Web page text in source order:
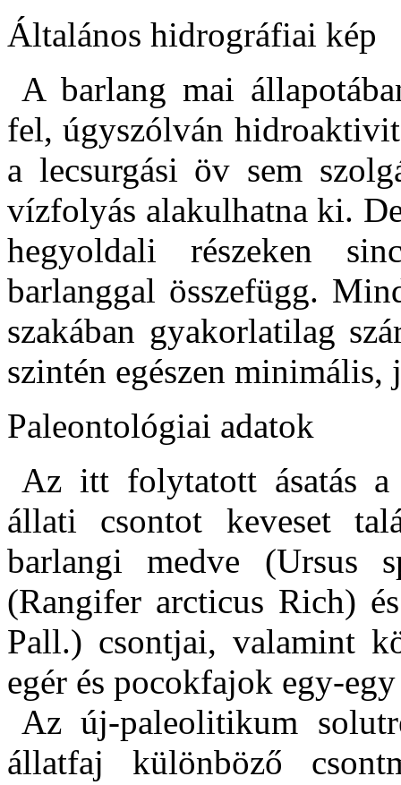
Általános hidrográfiai kép
A barlang mai
fel, úgyszólván
a lecsurgási öv sem
vízfolyás alakulhatna ki.
hegyoldali részeken
barlanggal összefügg.
szakában gyakorlatilag
szintén egészen minimális,
Paleontológiai adatok
Az itt folytatott ásatás a
állati csontot keveset
barlangi medve (Ursus
(Rangifer arcticus Rich)
Pall.) csontjai, valamint
egér és pocokfajok egy-
Az új-paleolitikum
állatfaj különböző